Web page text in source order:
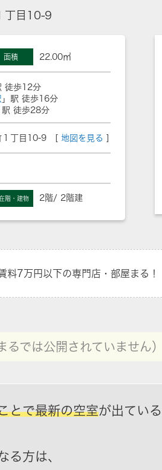
丁目10-9
面積 22.00㎡
徒歩12分
」駅 徒歩16分
駅 徒歩28分
１丁目10-9 [ 地図を見る
階・建物 2階/ 2階建
料7万円以下の専門店・部屋まる！
るでは公開されていません）
とで最新の空室が出ている
る方は、